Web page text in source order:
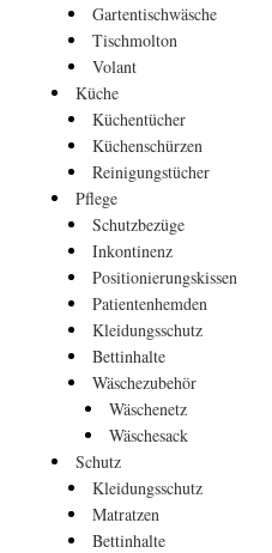
Gartentischwäsche
Tischmolton
Volant
Küche
Küchentücher
Küchenschürzen
Reinigungstücher
Pflege
Schutzbezüge
Inkontinenz
Positionierungskissen
Patientenhemden
Kleidungsschutz
Bettinhalte
Wäschezubehör
Wäschenetz
Wäschesack
Schutz
Kleidungsschutz
Matratzen
Bettinhalte